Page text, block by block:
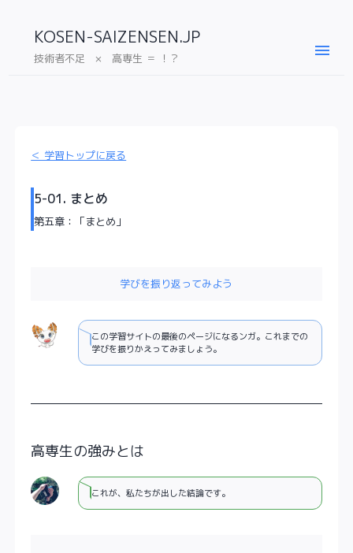
KOSEN-SAIZENSEN.JP
技術者不足 × 高専生 ＝ ！？ menu
＜ 学習トップに戻る
5-01. まとめ
第五章：「まとめ」
学びを振り返ってみよう
この学習サイトの最後のページになるンガ。これまでの
学びを振りかえってみましょう。
高専生の強みとは
これが、私たちが出した結論です。